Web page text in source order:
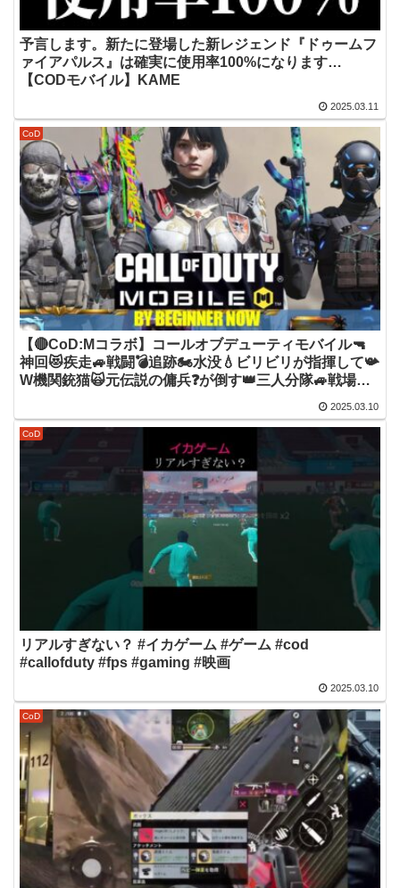
予言します。新たに登場した新レジェンド『ドゥームフ
ァイアパルス』は確実に使用率100%になります…
【CODモバイル】KAME
2025.03.11
CoD
【🔴CoD:Mコラボ】コールオブデューティモバイル🔫
神回😻疾走🚙戦闘💣追跡🏍水没💧ビリビリが指揮して📯
W機関銃猫🙀元伝説の傭兵❓が倒す👑三人分隊🚙戦場の
2025.03.10
CoD
リアルすぎない？ #イカゲーム #ゲーム #cod
#callofduty #fps #gaming #映画
2025.03.10
CoD